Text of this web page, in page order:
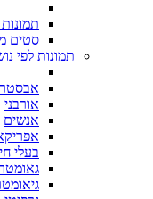
סטים
תמונות לפי
אורבני
אנשים
בעלי